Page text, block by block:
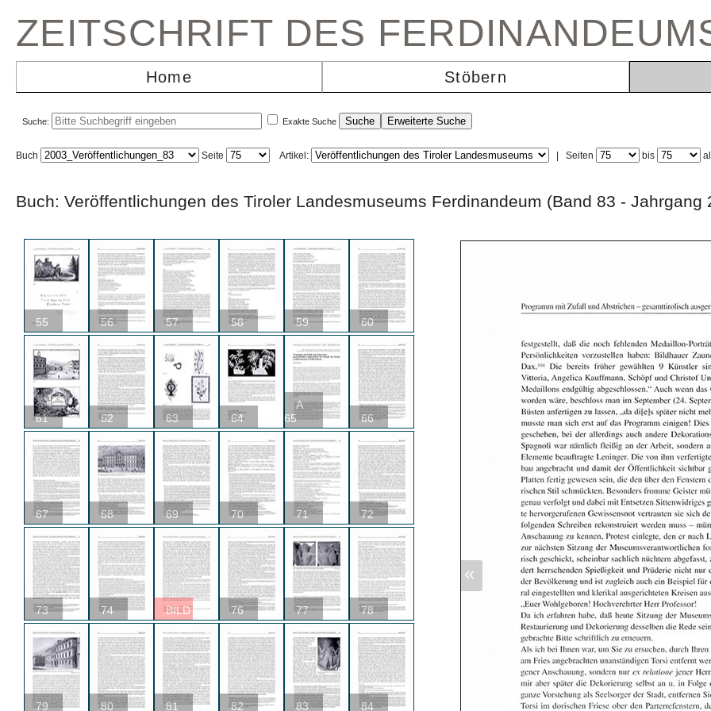
ZEITSCHRIFT DES
Home Stöbern
Suche: Exakte Suche
Buch Seite Artikel: Seiten bis
Buch: Veröffentlichungen des Tiroler Landesmuseums Ferdinandeum (Band 83 -
55 56 57 58 59 60
61 62 63 64
A
65
66
67 68 69 70 71 72
73 74 BILD 76 77 78
79 80 81 82 83 84
«